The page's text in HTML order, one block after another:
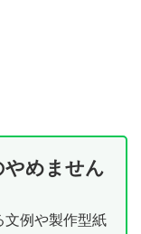
やめません
文例や製作型紙